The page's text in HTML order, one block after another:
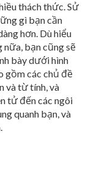
thách thức. Sử
gì bạn cần
hơn. Dù hiểu
bạn cũng sẽ
bày dưới hình
gồm các chủ đề
và từ tính, và
tử đến các ngôi
quanh bạn, và